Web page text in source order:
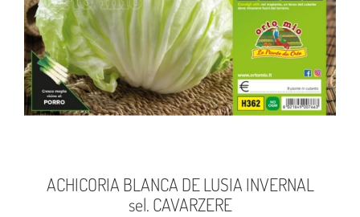
ACHICORIA BLANCA DE LUSIA INVERNAL
sel. CAVARZERE